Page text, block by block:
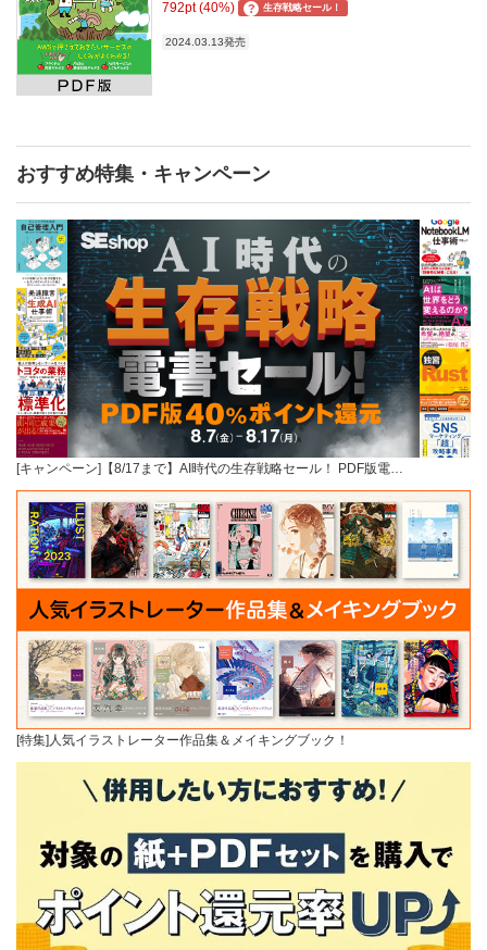
792pt (40%) ? 生存戦略セール！
2024.03.13発売
おすすめ特集・キャンペーン
[キャンペーン]【8/17まで】AI時代の生存戦略セール！ PDF版電…
[特集]人気イラストレーター作品集＆メイキングブック！